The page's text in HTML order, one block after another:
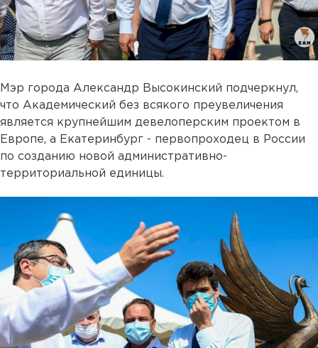
Мэр города Александр Высокинский подчеркнул,
что Академический без всякого преувеличения
является крупнейшим девелоперским проектом в
Европе, а Екатеринбург - первопроходец в России
по созданию новой административно-
территориальной единицы.